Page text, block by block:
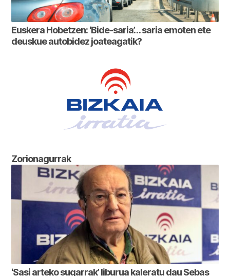
Euskera Hobetzen: ‘Bide-saria’… saria emoten ete
deuskue autobidez joateagatik?
Zorionagurrak
‘Sasi arteko sugarrak’ liburua kaleratu dau Sebas